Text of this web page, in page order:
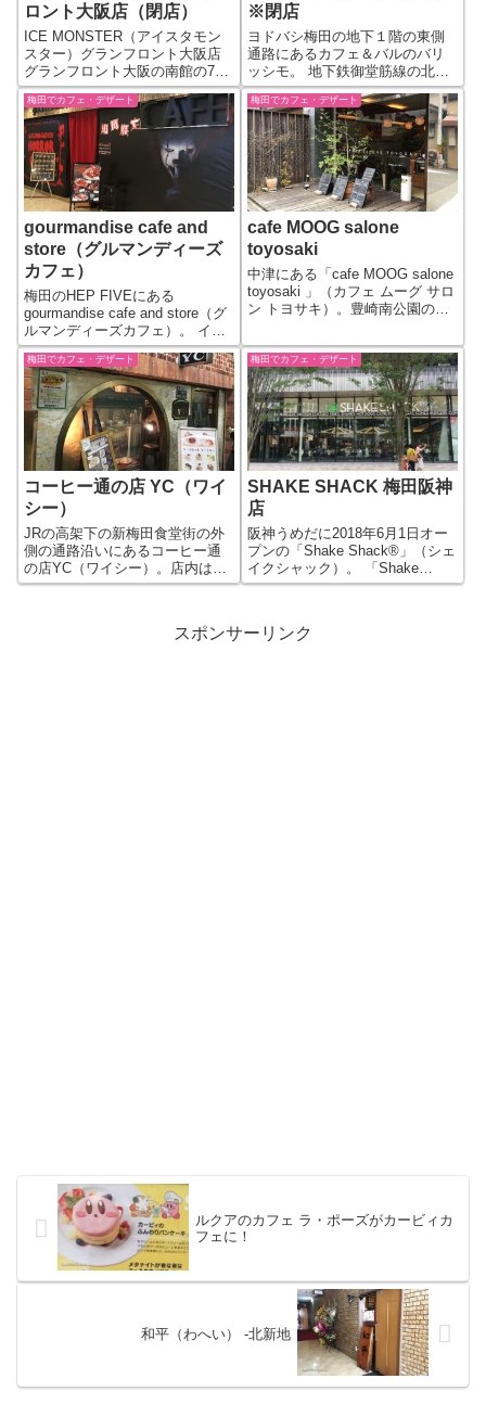
ロント大阪店（閉店）
ICE MONSTER（アイスタモン
スター）グランフロント大阪店
グランフロント大阪の南館の7F
にある、マンゴーかき氷が有名
なお店です。 人気のかき氷店で
夏場の行列がすごいですね。写
真は、店から延びる行列で、こ
れはまだ途中です。 で、場所
が...
※閉店
ヨドバシ梅田の地下１階の東側
通路にあるカフェ＆バルのバリ
ッシモ。 地下鉄御堂筋線の北口
を出てすぐ、通路沿いにテラス
席も並んでいますね。 デザート
とドリンクのセット「ドルチェ
セット」を実施していました
（2016.11）。 ※追記 バリッシ
モ閉...
梅田でカフェ・デザート
gourmandise cafe and
store（グルマンディーズ
カフェ）
梅田のHEP FIVEにある
gourmandise cafe and store（グ
ルマンディーズカフェ）。 イン
スタ栄えメニューを自称してた
りもするカフェです。定期的に
コラボイベントなども実施して
いて、写真は、2018年7月～9月
のホラー...
梅田でカフェ・デザート
cafe MOOG salone
toyosaki
中津にある「cafe MOOG salone
toyosaki 」（カフェ ムーグ サロ
ン トヨサキ）。豊崎南公園のす
建築デザインのお店でスタイリ
ッシュナカフェタイムを楽しむ
ことができます。 【cafe MOO...
梅田でカフェ・デザート
コーヒー通の店 YC（ワイ
シー）
JRの高架下の新梅田食堂街の外
側の通路沿いにあるコーヒー通
の店YC（ワイシー）。店内は落
ち着いたレトロ調で大人の雰囲
も可能となっています。 喫茶店
梅田でカフェ・デザート
SHAKE SHACK 梅田阪神
店
阪神うめだに2018年6月1日オー
プンの「Shake Shack®」（シェ
イクシャック）。 「Shake
Shack®」は、ニューヨーク発の
フードメニューは、バーガーと
スポンサーリンク
ルクアのカフェ ラ・ポーズがカービィカ
フェに！
和平（わへい） -北新地